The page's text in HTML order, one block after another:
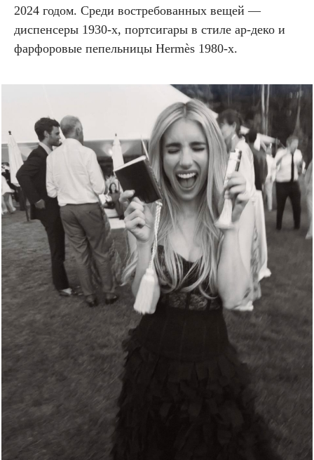
2024 годом. Среди востребованных вещей —
диспенсеры 1930-х, портсигары в стиле ар-деко и
фарфоровые пепельницы Hermès 1980-х.